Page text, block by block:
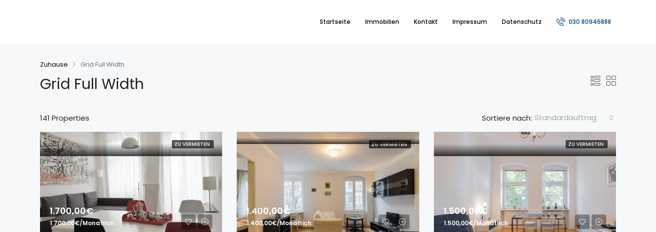
Startseite Immobilien Kontakt Impressum Datenschutz 030 80946888
Zuhause Grid Full Width
Grid Full Width
141 Properties Sortiere nach: Standardauftrag
ZU VERMIETEN
1.700,00€
1.700,00€/Monatlich
ZU VERMIETEN
1.400,00€
1.400,00€/Monatlich
ZU VERMIETEN
1.500,00€
1.500,00€/Monatlich